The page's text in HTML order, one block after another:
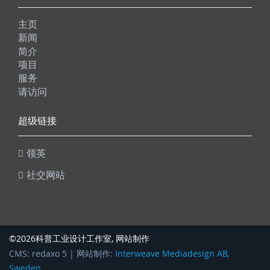
主页
新闻
简介
项目
服务
请访问
超级链接
领英
社交网站
©2026科普工业设计工作室, 网站制作
CMS: redaxo 5 | 网站制作: Interweave Mediadesign AB,